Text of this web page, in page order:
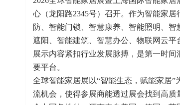
心（龙阳路2345号）召开。作为智能家
防、智能门锁、智慧康养、智能照明、
遮阳、智能建筑、智慧办公、物联网云平
展示内容紧扣行业发展脉搏，是第一时
要平台。
全球智能家居展以“智能生态，赋能家居
流机会，使得参展商能透过展会找到高